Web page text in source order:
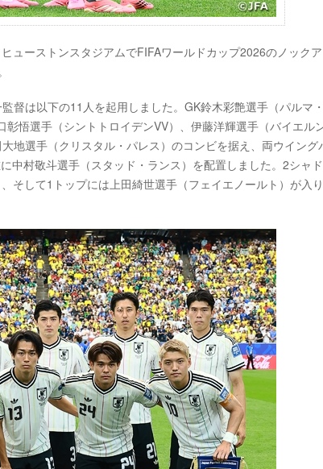
ューストンスタジアムでFIFAワールドカップ2026のノックア
督は以下の11人を起用しました。GK鈴木彩艶選手（パルマ
悟選手（シントトロイデンVV）、伊藤洋輝選手（バイエル
地選手（クリスタル・パレス）のコンビを据え、両ウイング
中村敬斗選手（スタッド・ランス）を配置しました。2シャ
そして1トップには上田綺世選手（フェイエノールト）が入